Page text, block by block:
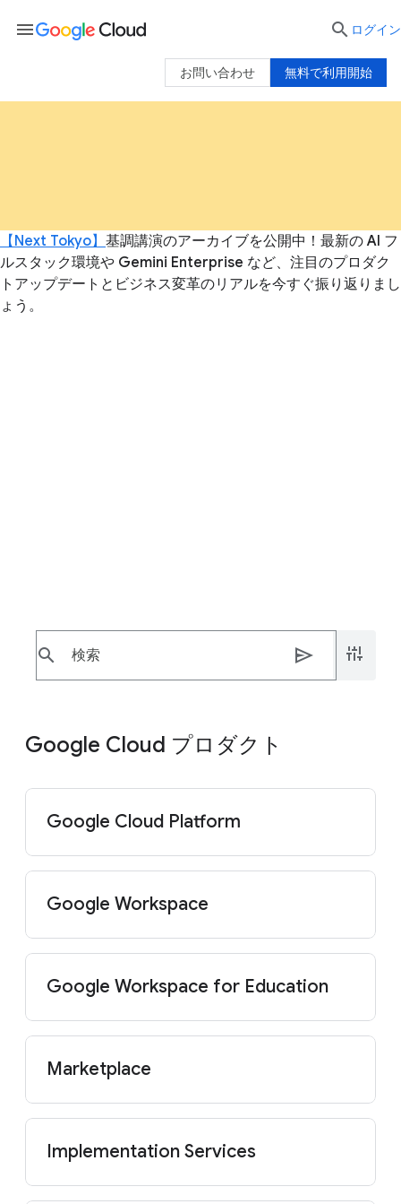
【Next Tokyo】 基調講演のアーカイブを公開中！最新の AI フ
ルスタック環境や Gemini Enterprise など、注目のプロダク
トアップデートとビジネス変革のリアルを今すぐ振り返りまし
ょう。
search send
Google Cloud プロダクト
Google Cloud Platform
Google Workspace
Google Workspace for Education
Marketplace
Implementation Services
menu  ログイン
無料で利用開始
お問い合わせ